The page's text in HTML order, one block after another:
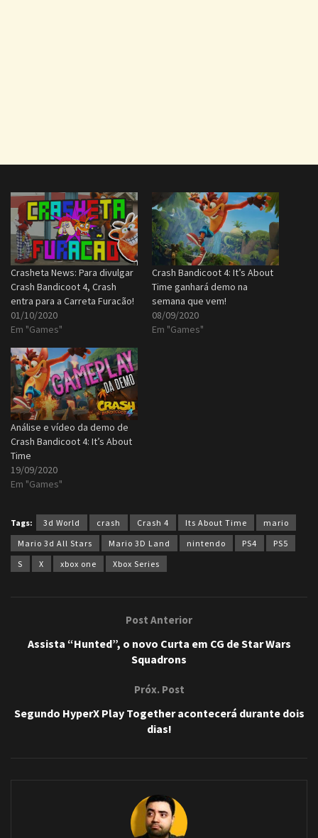
Crasheta News: Para divulgar
Crash Bandicoot 4, Crash
entra para a Carreta Furacão!
01/10/2020
Em "Games"
Crash Bandicoot 4: It’s About
Time ganhará demo na
semana que vem!
08/09/2020
Em "Games"
Análise e vídeo da demo de
Crash Bandicoot 4: It’s About
Time
19/09/2020
Em "Games"
Tags: 3d World crash Crash 4 Its About Time
mario
Mario 3d All Stars
Mario 3D Land nintendo PS4
PS5
S
X xbox one Xbox Series
Post Anterior
Assista “Hunted”, o novo Curta em CG de Star Wars
Squadrons
Próx. Post
Segundo HyperX Play Together acontecerá durante dois
dias!